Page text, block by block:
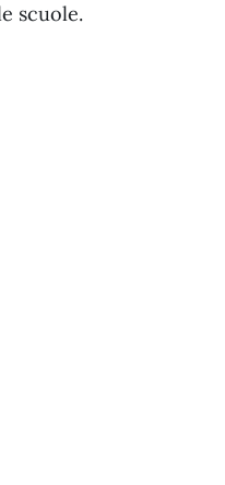
scuole.
con AGedO